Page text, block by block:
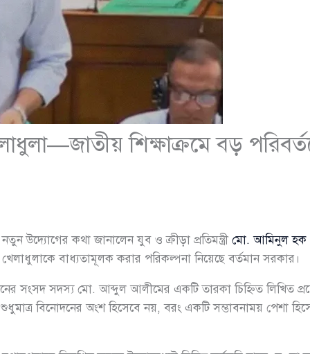
শিক্ষাক্রমে বড়
উদ্যোগের কথা জানালেন যুব ও ক্রীড়া প্রতিমন্ত্রী মো. আমিনুল হক
খেলাধুলাকে বাধ্যতামূলক করার পরিকল্পনা নিয়েছে বর্তমান সরকার।
সংসদ সদস্য মো. আব্দুল আলীমের একটি তারকা চিহ্নিত লিখিত
শুধুমাত্র বিনোদনের অংশ হিসেবে নয়, বরং একটি সম্ভাবনাময় পেশা